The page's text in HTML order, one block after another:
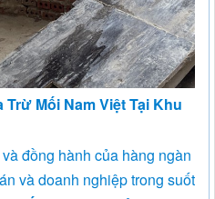
Mối Nam Việt Tại Khu
đồng hành của hàng ngàn
và doanh nghiệp trong suốt